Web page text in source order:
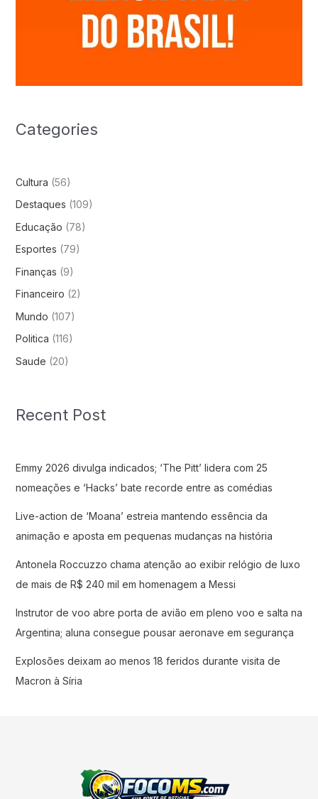
Categories
Cultura (56)
Destaques (109)
Educação (78)
Esportes (79)
Finanças (9)
Financeiro (2)
Mundo (107)
Politica (116)
Saude (20)
Recent Post
Emmy 2026 divulga indicados; ‘The Pitt’ lidera com 25
nomeações e ‘Hacks’ bate recorde entre as comédias
Live-action de ‘Moana’ estreia mantendo essência da
animação e aposta em pequenas mudanças na história
Antonela Roccuzzo chama atenção ao exibir relógio de luxo
de mais de R$ 240 mil em homenagem a Messi
Instrutor de voo abre porta de avião em pleno voo e salta na
Argentina; aluna consegue pousar aeronave em segurança
Explosões deixam ao menos 18 feridos durante visita de
Macron à Síria